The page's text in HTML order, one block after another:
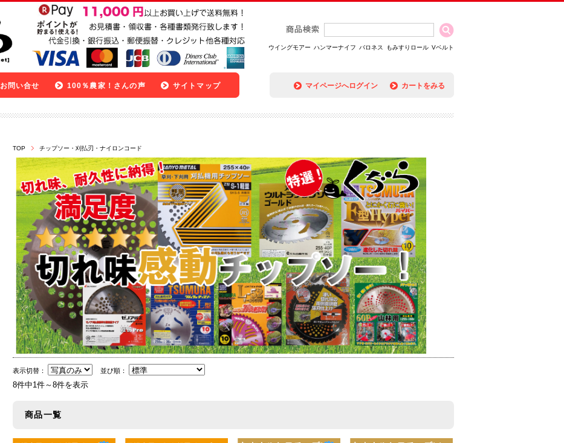
ウイングモアー ハンマーナイフ バロネス もみすりロール Vベルト
マイページへログイン カートをみる
お問い合せ 100％農家！さんの声 サイトマップ
TOP チップソー・刈払刃・ナイロンコード
表示切替： 並び順：
8件中1件～8件を表示
商品一覧